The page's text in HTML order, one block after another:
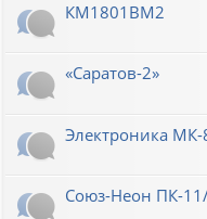
КМ1801ВМ2
«Саратов-2»
Электроника МК-
Союз-Неон ПК-